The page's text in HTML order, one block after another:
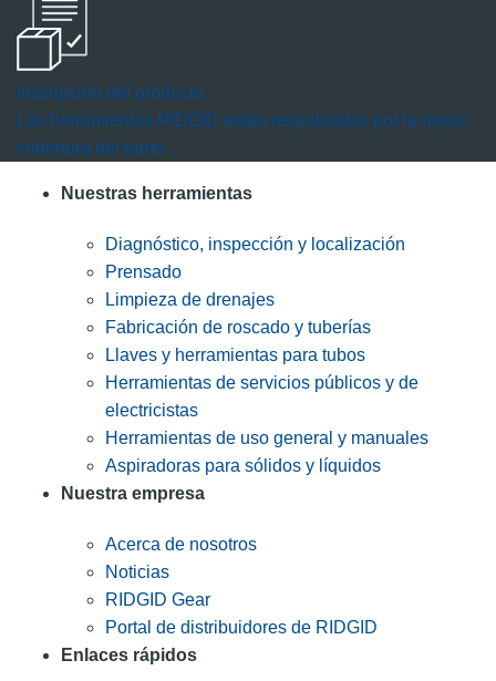
Inscripción del producto
Las herramientas RIDGID están respaldadas por la mejor
cobertura del ramo.
Nuestras herramientas
Diagnóstico, inspección y localización
Prensado
Limpieza de drenajes
Fabricación de roscado y tuberías
Llaves y herramientas para tubos
Herramientas de servicios públicos y de
electricistas
Herramientas de uso general y manuales
Aspiradoras para sólidos y líquidos
Nuestra empresa
Acerca de nosotros
Noticias
RIDGID Gear
Portal de distribuidores de RIDGID
Enlaces rápidos